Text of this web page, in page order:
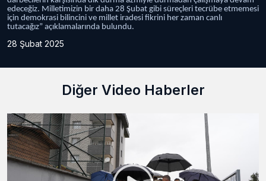
edeceğiz. Milletimizin bir daha 28 Şubat gibi süreçleri tecrübe etmemesi
için demokrasi bilincini ve millet iradesi fikrini her zaman canlı
tutacağız” açıklamalarında bulundu.
28 Şubat 2025
Diğer Video Haberler